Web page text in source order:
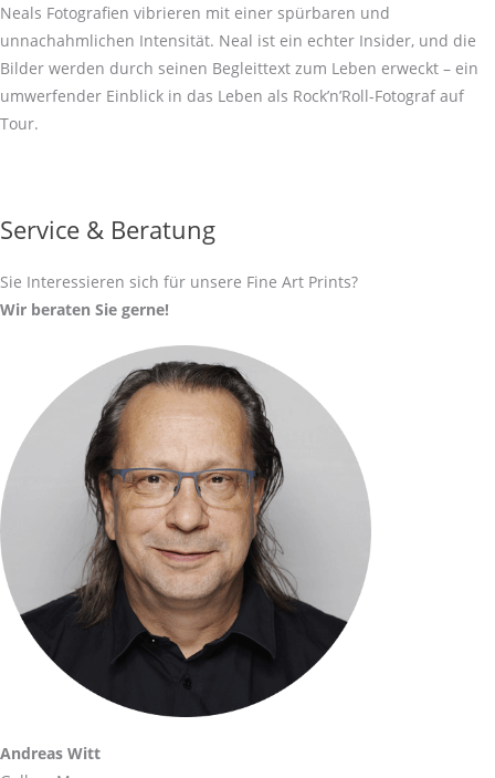
Neals Fotografien vibrieren mit einer spürbaren und
unnachahmlichen Intensität. Neal ist ein echter Insider, und die
Bilder werden durch seinen Begleittext zum Leben erweckt – ein
umwerfender Einblick in das Leben als Rock’n’Roll-Fotograf auf
Tour.
Service & Beratung
Sie Interessieren sich für unsere Fine Art Prints?
Wir beraten Sie gerne!
Andreas Witt